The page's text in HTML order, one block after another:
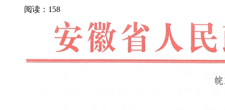
阅读：158